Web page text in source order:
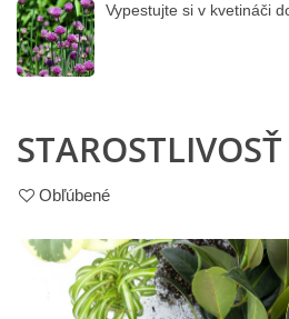
Vypestujte si v kvetináči
Obľúbené